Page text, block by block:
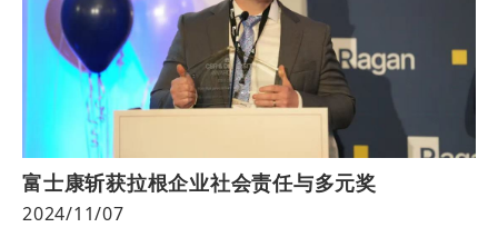
富士康斩获拉根企业社会责任与多元奖
2024/11/07